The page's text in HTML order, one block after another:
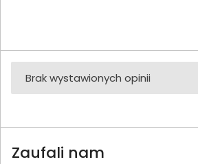
Brak wystawionych opinii
Zaufali nam